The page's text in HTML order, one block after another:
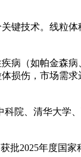
键技术。线粒体
病（如帕金森病
损伤，市场需
院、清华大学
2025年度国家